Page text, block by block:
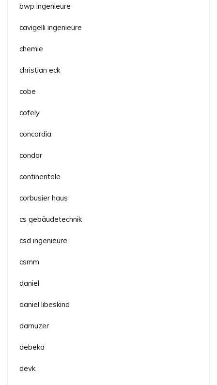
bwp ingenieure
cavigelli ingenieure
chemie
christian eck
cobe
cofely
concordia
condor
continentale
corbusier haus
cs gebäudetechnik
csd ingenieure
csmm
daniel
daniel libeskind
darnuzer
debeka
devk